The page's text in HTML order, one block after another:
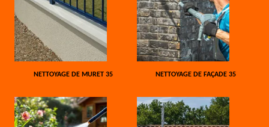
NETTOYAGE DE MURET 35 NETTOYAGE DE FAÇADE 35